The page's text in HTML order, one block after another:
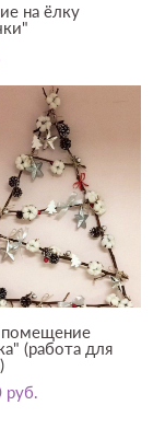
на ёлку
(работа для
pуб.